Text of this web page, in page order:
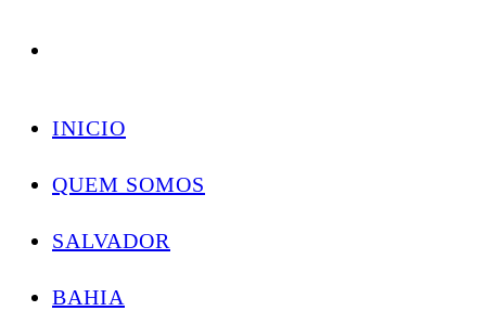
Skip
INICIO
QUEM SOMOS
SALVADOR
BAHIA